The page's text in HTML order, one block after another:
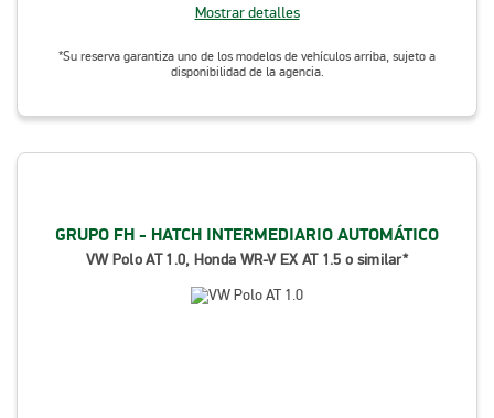
Mostrar detalles
*Su reserva garantiza uno de los modelos de vehículos arriba, sujeto a
disponibilidad de la agencia.
GRUPO FH - HATCH INTERMEDIARIO AUTOMÁTICO
VW Polo AT 1.0, Honda WR-V EX AT 1.5 o similar*